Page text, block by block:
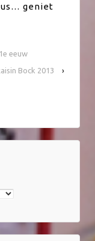
geniet
eeuw
Bock 2013
›